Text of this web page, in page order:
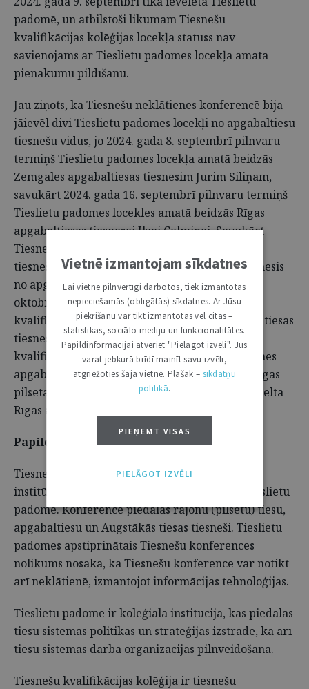
padomē, un atbilstoši likumam Tiesnešu
kvalifikācijas kolēģijas locekļa statuss nav
savienojams ar Tieslietu padomes locekļa amata
pienākumu pildīšanu.
Jau ziņots, ka Tiesnešu neklātienes konferencē bija
jāievēl divi Tieslietu padomes locekļi no apgabaltiesu
tiesnešu vidus, jo 2024. gada 8. septembrī pilnvaru
termiņš Tieslietu padomes locekļa amatā beidzās
Zemgales apgabaltiesas tiesnesim Jurim Siliņam,
savukārt 2024. gada 16. septembrī pilnvaru termiņš
Tieslietu padomes locekles amatā beidzās Rīgas
apgabaltiesas tiesnesei Ilzei Celmiņai. Savukārt
Tiesnešu kvalifikācijas kolēģijā bija jāievēl divi
tiesneši no rajona (pilsētas) tiesas un viens tiesnesis
no apgabaltiesu tiesnešu vidus, jo 2024. gada 6.
oktobrī pilnvaru termiņš beigsies Tiesnešu
kvalifikācijas kolēģijas loceklēm – Rīgas rajona tiesas
tiesnesei Inārai Zariņai, un līdzšinējai Tiesnešu
kvalifikācijas kolēģijas priekšsēdētājai, Kurzemes
apgabaltiesas tiesnesei Silvai Reinholdei, bet Rīgas
pilsētas tiesas tiesnese Kristīne Zdanovska pārcelta
Rīgas apgabaltiesas tiesneša amatā.
Papildu informācija:
Tiesnešu konference ir tiesnešu pašpārvaldes
institūcija, ko ne retāk kā reizi gadā sasauc Tieslietu
padome. Konferencē piedalās rajonu (pilsētu) tiesu,
apgabaltiesu un Augstākās tiesas tiesneši. Tieslietu
padomes apstiprinātais Tiesnešu konferences
nolikums nosaka, ka Tiesnešu konference var notikt
arī neklātienē, izmantojot informācijas tehnoloģijas.
Tieslietu padome ir koleģiāla institūcija, kas piedalās
tiesu sistēmas politikas un stratēģijas izstrādē, kā arī
tiesu sistēmas darba organizācijas pilnveidošanā.
Tiesnešu kvalifikācijas kolēģija ir tiesnešu
Vietnē izmantojam sīkdatnes
Lai vietne pilnvērtīgi darbotos, tiek izmantotas
nepieciešamās (obligātās) sīkdatnes. Ar Jūsu
piekrišanu var tikt izmantotas vēl citas –
statistikas, sociālo mediju un funkcionalitātes.
Papildinformācijai atveriet "Pielāgot izvēli". Jūs
varat jebkurā brīdī mainīt savu izvēli,
atgriežoties šajā vietnē. Plašāk – sīkdatņu
politikā.
PIEŅEMT VISAS
PIELĀGOT IZVĒLI